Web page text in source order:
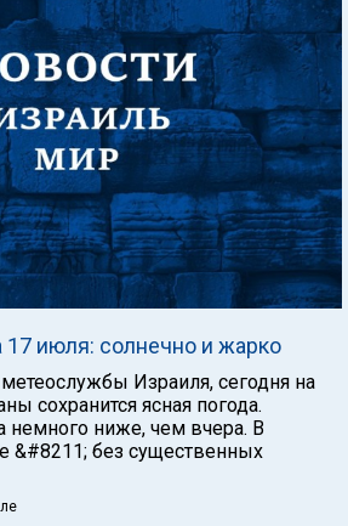
17 июля: солнечно и жарко
Израиля, сегодня на
сохранится ясная погода.
немного ниже, чем вчера. В
&#8211; без существенных